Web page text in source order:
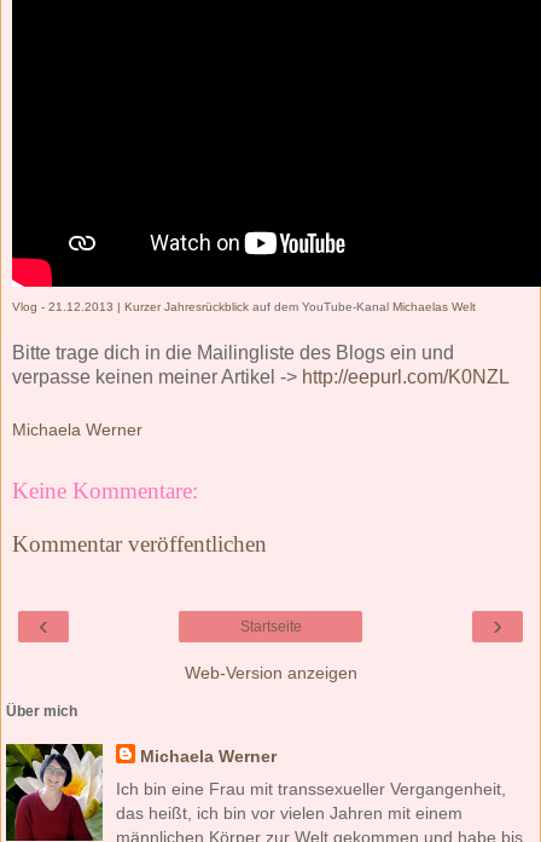
Vlog - 21.12.2013 | Kurzer Jahresrückblick auf dem YouTube-Kanal Michaelas Welt
Bitte trage dich in die Mailingliste des Blogs ein und
verpasse keinen meiner Artikel -> http://eepurl.com/K0NZL
Michaela Werner
Keine Kommentare:
Kommentar veröffentlichen
‹ ›
Startseite
Web-Version anzeigen
Über mich
Michaela Werner
Ich bin eine Frau mit transsexueller Vergangenheit,
das heißt, ich bin vor vielen Jahren mit einem
männlichen Körper zur Welt gekommen und habe bis